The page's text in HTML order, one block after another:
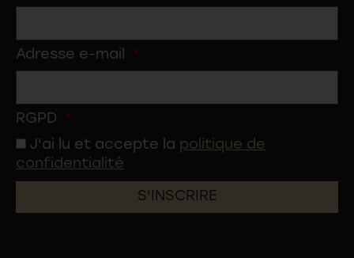
Adresse e-mail
RGPD
J'ai lu et accepte la politique de
confidentialité
S'INSCRIRE